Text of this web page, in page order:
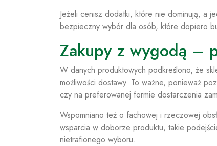
Jeżeli cenisz dodatki, które nie dominują, a
bezpieczny wybór dla osób, które dopiero
Zakupy z wygodą –
W danych produktowych podkreślono, że
możliwości dostawy. To ważne, ponieważ
czy na preferowanej formie dostarczenia
Wspomniano też o fachowej i rzeczowej
wsparcia w doborze produktu, takie
nietrafionego wyboru.